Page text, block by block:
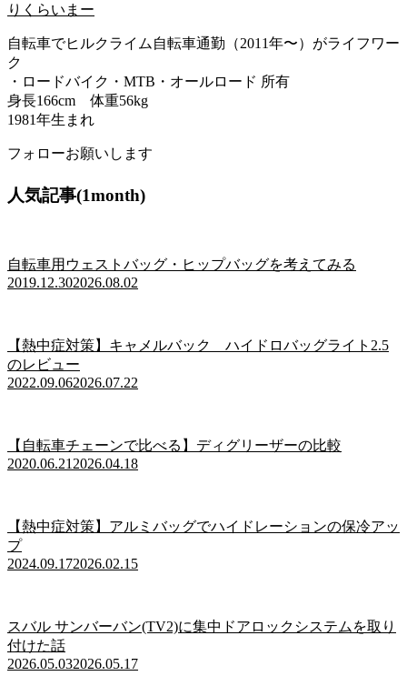
りくらいまー
自転車でヒルクライム自転車通勤（2011年〜）がライフワー
ク
・ロードバイク・MTB・オールロード 所有
身長166cm 体重56kg
1981年生まれ
フォローお願いします
人気記事(1month)
自転車用ウェストバッグ・ヒップバッグを考えてみる
2019.12.302026.08.02
【熱中症対策】キャメルバック ハイドロバッグライト2.5
のレビュー
2022.09.062026.07.22
【自転車チェーンで比べる】ディグリーザーの比較
2020.06.21 2026.04.18
【熱中症対策】アルミバッグでハイドレーションの保冷アッ
プ
2024.09.172026.02.15
スバル サンバーバン(TV2)に集中ドアロックシステムを取り
付けた話
2026.05.032026.05.17